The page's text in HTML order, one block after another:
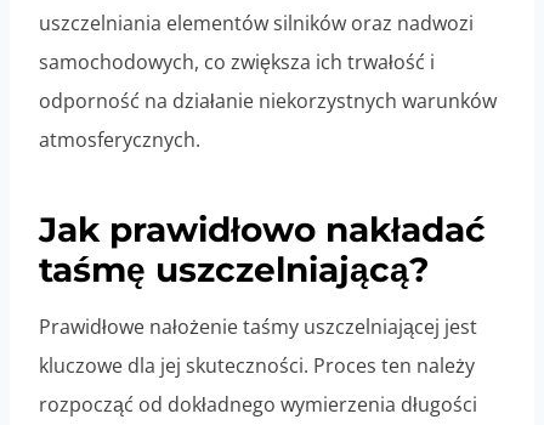
uszczelniania elementów silników oraz nadwozi
samochodowych, co zwiększa ich trwałość i
odporność na działanie niekorzystnych warunków
atmosferycznych.
Jak prawidłowo nakładać
taśmę uszczelniającą?
Prawidłowe nałożenie taśmy uszczelniającej jest
kluczowe dla jej skuteczności. Proces ten należy
rozpocząć od dokładnego wymierzenia długości